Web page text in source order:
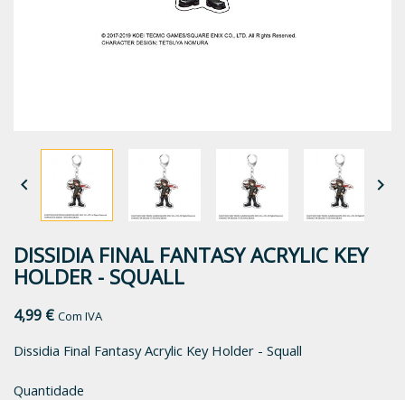
 
DISSIDIA FINAL FANTASY ACRYLIC KEY
HOLDER - SQUALL
4,99 € Com IVA
Dissidia Final Fantasy Acrylic Key Holder - Squall
Quantidade